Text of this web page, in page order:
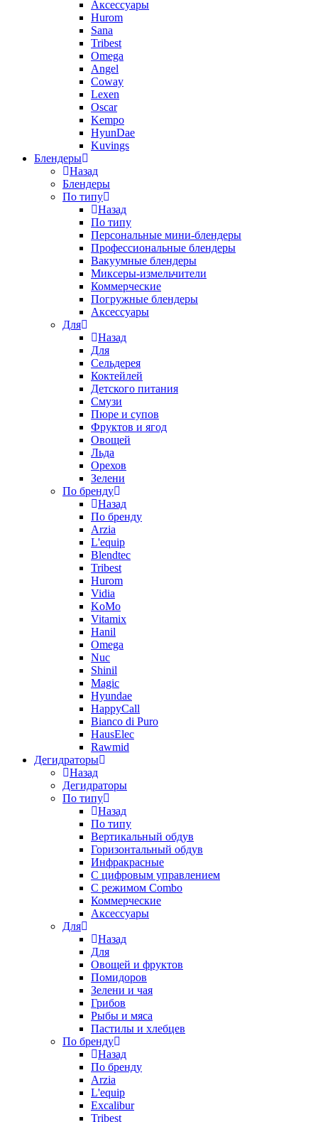
Аксессуары
Hurom
Sana
Tribest
Omega
Angel
Coway
Lexen
Oscar
Kempo
HyunDae
Kuvings
Блендеры
Назад
Блендеры
По типу
Назад
По типу
Персональные мини-блендеры
Профессиональные блендеры
Вакуумные блендеры
Миксеры-измельчители
Коммерческие
Погружные блендеры
Аксессуары
Для
Назад
Для
Сельдерея
Коктейлей
Детского питания
Смузи
Пюре и супов
Фруктов и ягод
Овощей
Льда
Орехов
Зелени
По бренду
Назад
По бренду
Arzia
L'equip
Blendtec
Tribest
Hurom
Vidia
KoMo
Vitamix
Hanil
Omega
Nuc
Shinil
Magic
Hyundae
HappyCall
Bianco di Puro
HausElec
Rawmid
Дегидраторы
Назад
Дегидраторы
По типу
Назад
По типу
Вертикальный обдув
Горизонтальный обдув
Инфракрасные
С цифровым управлением
С режимом Combo
Коммерческие
Аксессуары
Для
Назад
Для
Овощей и фруктов
Помидоров
Зелени и чая
Грибов
Рыбы и мяса
Пастилы и хлебцев
По бренду
Назад
По бренду
Arzia
L'equip
Excalibur
Tribest